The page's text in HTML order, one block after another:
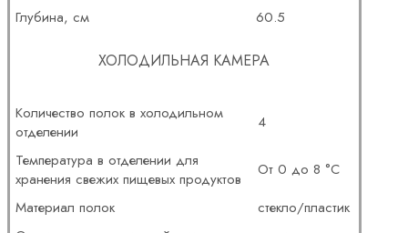
Глубина, см
60.5
ХОЛОДИЛЬНАЯ КАМЕРА
Количество полок в холодильном
отделении
4
Температура в отделении для
хранения свежих пищевых продуктов
От 0 до 8 °C
Материал полок
стекло/пластик